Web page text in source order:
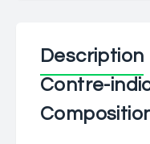
Description
Contre-